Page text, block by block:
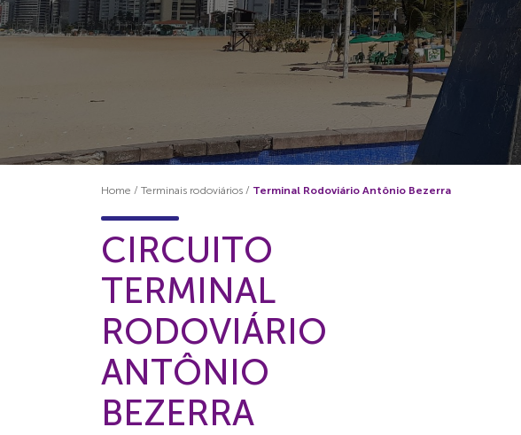
Home / Terminais rodoviários / Terminal Rodoviário Antônio Bezerra
CIRCUITO
TERMINAL
RODOVIÁRIO
ANTÔNIO
BEZERRA